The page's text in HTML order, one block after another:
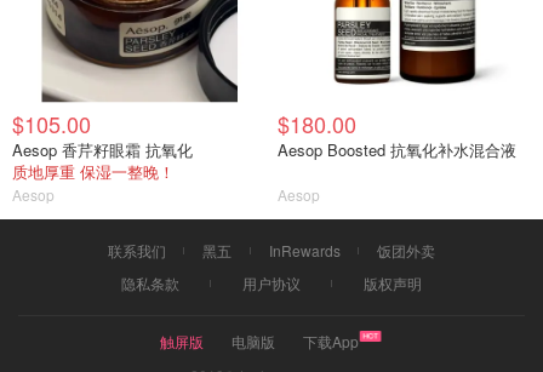
$105.00
Aesop 香芹籽眼霜 抗氧化
质地厚重 保湿一整晚！
Aesop
$180.00
Aesop Boosted 抗氧化补水混合液
Aesop
联系我们 黑五 InRewards
饭团外卖
隐私条款
用户协议 版权声明
触屏版 电脑版
下载App